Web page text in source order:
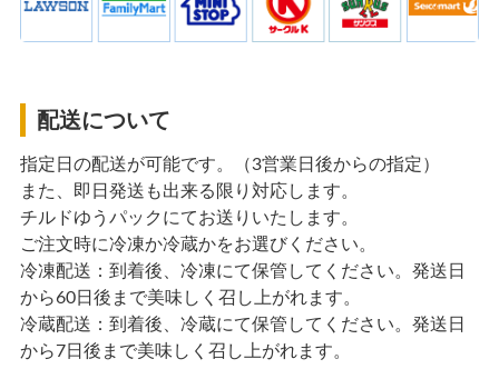
配送について
指定日の配送が可能です。（3営業日後からの指定）
また、即日発送も出来る限り対応します。
チルドゆうパックにてお送りいたします。
ご注文時に冷凍か冷蔵かをお選びください。
冷凍配送：到着後、冷凍にて保管してください。発送日
から60日後まで美味しく召し上がれます。
冷蔵配送：到着後、冷蔵にて保管してください。発送日
から7日後まで美味しく召し上がれます。